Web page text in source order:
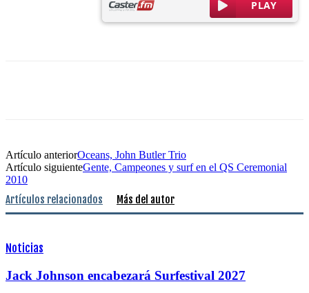
Artículo anteriorOceans, John Butler Trio
Artículo siguienteGente, Campeones y surf en el QS Ceremonial
2010
Artículos relacionados Más del autor
Noticias
Jack Johnson encabezará Surfestival 2027